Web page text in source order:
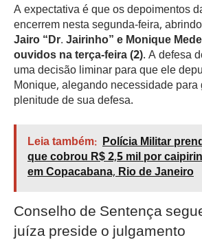
A expectativa é que os depoimentos
encerrem nesta segunda-feira,
Jairo “Dr. Jairinho” e Monique
ouvidos na terça-feira (2). A defesa
uma decisão liminar para que ele
Monique, alegando necessidade para
plenitude de sua defesa.
Leia também: Polícia Militar
que cobrou R$ 2,5 mil por
em Copacabana, Rio de Janeiro
Conselho de Sentença
juíza preside o julgamento